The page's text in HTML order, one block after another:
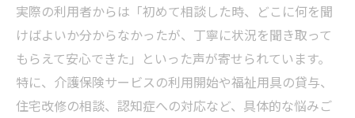
実際の利用者からは「初めて相談した時、どこに何を聞
けばよいか分からなかったが、丁寧に状況を聞き取って
もらえて安心できた」といった声が寄せられています。
特に、介護保険サービスの利用開始や福祉用具の貸与、
住宅改修の相談、認知症への対応など、具体的な悩みご